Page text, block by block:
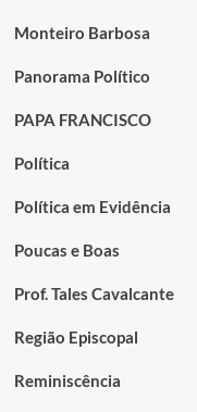
Monteiro Barbosa
Panorama Político
PAPA FRANCISCO
Política
Política em Evidência
Poucas e Boas
Prof. Tales Cavalcante
Região Episcopal
Reminiscência